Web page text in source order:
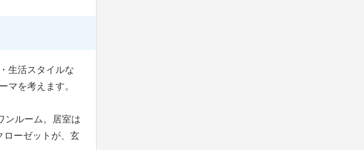
生活スタイルな
マを考えます。
ンルーム。居室は
ローゼットが、玄